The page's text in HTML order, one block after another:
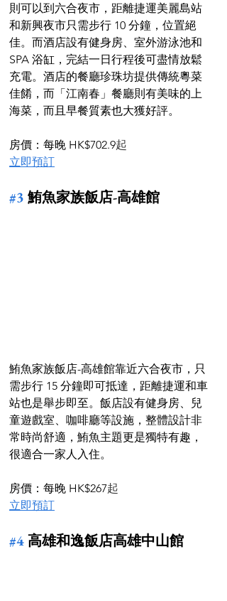
則可以到六合夜市，距離捷運美麗島站
和新興夜市只需步行 10 分鐘，位置絕
佳。而酒店設有健身房、室外游泳池和
SPA 浴缸，完結一日行程後可盡情放鬆
充電。酒店的餐廳珍珠坊提供傳統粵菜
佳餚，而「江南春」餐廳則有美味的上
海菜，而且早餐質素也大獲好評。
房價：每晚 HK$702.9起
立即預訂
#3 鮪魚家族飯店-高雄館
鮪魚家族飯店-高雄館靠近六合夜市，只
需步行 15 分鐘即可抵達，距離捷運和車
站也是舉步即至。飯店設有健身房、兒
童遊戲室、咖啡廳等設施，整體設計非
常時尚舒適，鮪魚主題更是獨特有趣，
很適合一家人入住。
房價：每晚 HK$267起
立即預訂
#4 高雄和逸飯店高雄中山館